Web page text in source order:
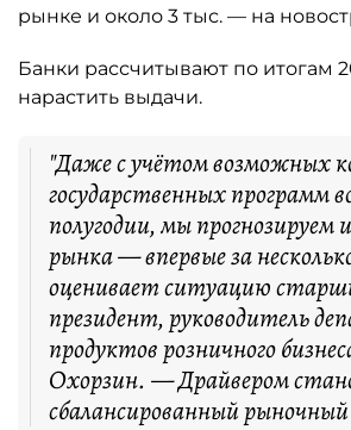
рынке и около 3 тыс. — на
Банки рассчитывают по итогам
нарастить выдачи.
"Даже с учётом возможных
государственных программ
полугодии, мы
рынка — впервые за
оценивает ситуацию
президент, руководитель
продуктов розничного
Охорзин. — Драйвером
сбалансированный